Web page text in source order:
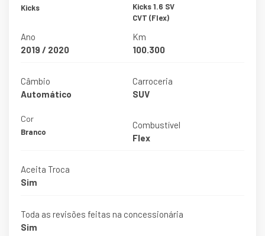
Kicks
Kicks 1.6 SV
CVT (Flex)
Ano
2019 / 2020
Km
100.300
Câmbio
Automático
Carroceria
SUV
Cor
Branco
Combustível
Flex
Aceita Troca
Sim
Toda as revisões feitas na concessionária
Sim